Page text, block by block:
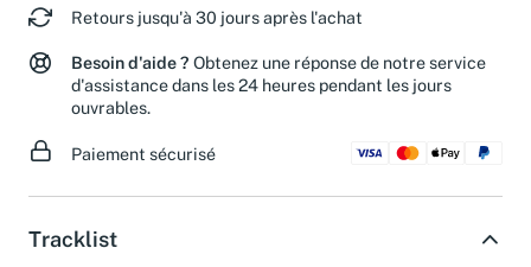
Retours jusqu'à 30 jours après l'achat
Besoin d'aide ? Obtenez une réponse de notre service
d'assistance dans les 24 heures pendant les jours
ouvrables.
Paiement sécurisé
Tracklist